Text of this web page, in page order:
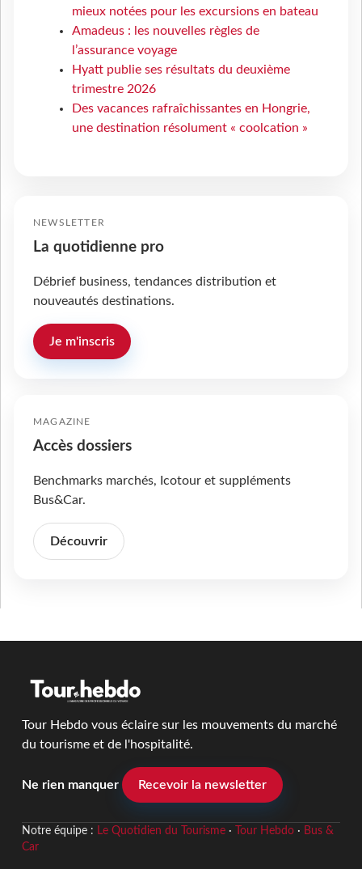
mieux notées pour les excursions en bateau
Amadeus : les nouvelles règles de
l’assurance voyage
Hyatt publie ses résultats du deuxième
trimestre 2026
Des vacances rafraîchissantes en Hongrie,
une destination résolument « coolcation »
NEWSLETTER
La quotidienne pro
Débrief business, tendances distribution et
nouveautés destinations.
Je m'inscris
MAGAZINE
Accès dossiers
Benchmarks marchés, Icotour et suppléments
Bus&Car.
Découvrir
Tour Hebdo vous éclaire sur les mouvements du marché
du tourisme et de l'hospitalité.
Ne rien manquer Recevoir la newsletter
Notre équipe : Le Quotidien du Tourisme· Tour Hebdo· Bus &
Car